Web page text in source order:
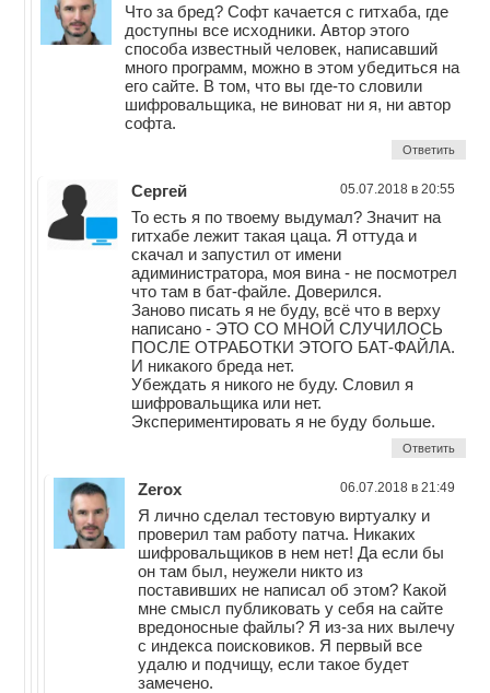
Что за бред? Софт качается с гитхаба, где
доступны все исходники. Автор этого
способа известный человек, написавший
много программ, можно в этом убедиться на
его сайте. В том, что вы где-то словили
шифровальщика, не виноват ни я, ни автор
софта.
Ответить
Сергей 05.07.2018 в 20:55
То есть я по твоему выдумал? Значит на
гитхабе лежит такая цаца. Я оттуда и
скачал и запустил от имени
адиминистратора, моя вина - не посмотрел
что там в бат-файле. Доверился.
Заново писать я не буду, всё что в верху
написано - ЭТО СО МНОЙ СЛУЧИЛОСЬ
ПОСЛЕ ОТРАБОТКИ ЭТОГО БАТ-ФАЙЛА.
И никакого бреда нет.
Убеждать я никого не буду. Словил я
шифровальщика или нет.
Экспериментировать я не буду больше.
Ответить
Zerox 06.07.2018 в 21:49
Я лично сделал тестовую виртуалку и
проверил там работу патча. Никаких
шифровальщиков в нем нет! Да если бы
он там был, неужели никто из
поставивших не написал об этом? Какой
мне смысл публиковать у себя на сайте
вредоносные файлы? Я из-за них вылечу
с индекса поисковиков. Я первый все
удалю и подчищу, если такое будет
замечено.